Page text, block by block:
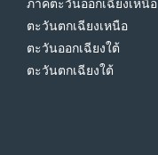
ภาคตะวันออกเฉียงเหนือ
ตะวันตกเฉียงเหนือ
ตะวันออกเฉียงใต้
ตะวันตกเฉียงใต้